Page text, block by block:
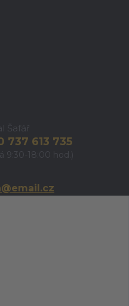
Šafář
737 613 735
9:30-18:00 hod.)